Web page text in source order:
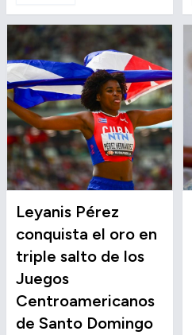
Leyanis Pérez
conquista el oro en
triple salto de los
Juegos
Centroamericanos
de Santo Domingo